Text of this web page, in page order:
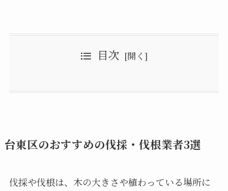
目次
台東区のおすすめの伐採・伐根業者3選
伐採や伐根は、木の大きさや植わっている場所に